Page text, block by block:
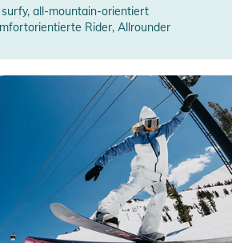
surfy, all-mountain-orientiert
Rider, Allrounder